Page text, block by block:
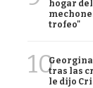
hogar
trofeo"
10tras las
le dijo